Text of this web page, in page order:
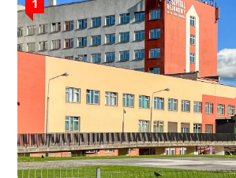
1